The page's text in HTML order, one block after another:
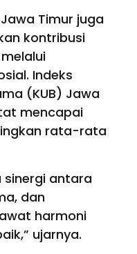
Timur juga
kontribusi
Indeks
(KUB) Jawa
mencapai
rata-rata
sinergi antara
dan
harmoni
ujarnya.